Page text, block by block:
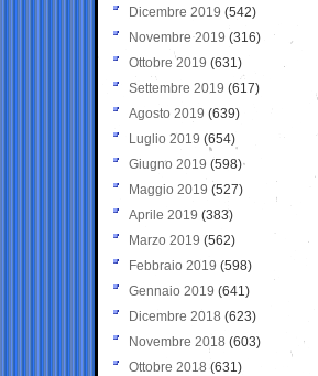
Dicembre 2019 (542)
Novembre 2019 (316)
Ottobre 2019 (631)
Settembre 2019 (617)
Agosto 2019 (639)
Luglio 2019 (654)
Giugno 2019 (598)
Maggio 2019 (527)
Aprile 2019 (383)
Marzo 2019 (562)
Febbraio 2019 (598)
Gennaio 2019 (641)
Dicembre 2018 (623)
Novembre 2018 (603)
Ottobre 2018 (631)